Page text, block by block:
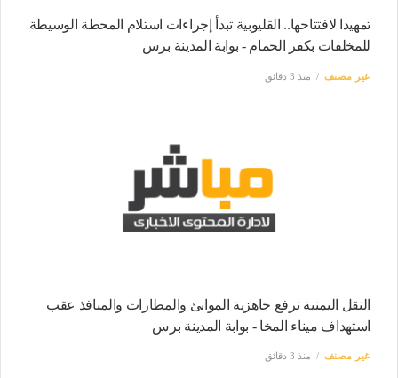
تمهيدا لافتتاحها.. القليوبية تبدأ إجراءات استلام المحطة الوسيطة
للمخلفات بكفر الحمام - بوابة المدينة برس
غير مصنف منذ 3 دقائق
النقل اليمنية ترفع جاهزية الموانئ والمطارات والمنافذ عقب
استهداف ميناء المخا - بوابة المدينة برس
غير مصنف منذ 3 دقائق